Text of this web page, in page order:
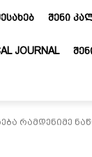
ᲨᲔᲜᲘ
JOURNAL
რამდენიმე